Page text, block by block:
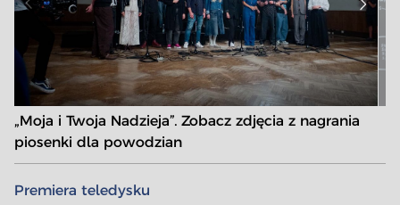
Item
1
„Moja i Twoja Nadzieja”. Zobacz zdjęcia z nagrania
piosenki dla powodzian
Premiera teledysku